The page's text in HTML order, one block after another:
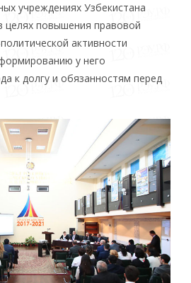
учреждениях Узбекистана
целях повышения правовой
активности
у него
к долгу и обязанностям перед